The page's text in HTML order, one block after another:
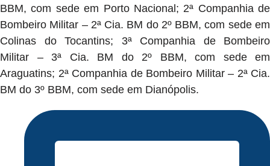
BBM, com sede em Porto Nacional; 2ª Companhia de
Bombeiro Militar – 2ª Cia. BM do 2º BBM, com sede em
Colinas do Tocantins; 3ª Companhia de Bombeiro
Militar – 3ª Cia. BM do 2º BBM, com sede em
Araguatins; 2ª Companhia de Bombeiro Militar – 2ª Cia.
BM do 3º BBM, com sede em Dianópolis.